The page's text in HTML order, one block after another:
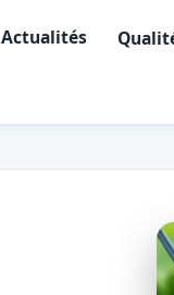
Actualités